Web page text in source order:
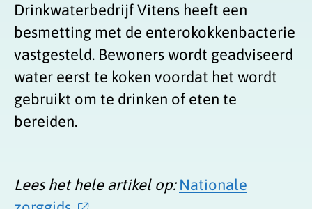
Drinkwaterbedrijf Vitens heeft een
besmetting met de enterokokkenbacterie
vastgesteld. Bewoners wordt geadviseerd
water eerst te koken voordat het wordt
gebruikt om te drinken of eten te
bereiden.
Lees het hele artikel op: Nationale